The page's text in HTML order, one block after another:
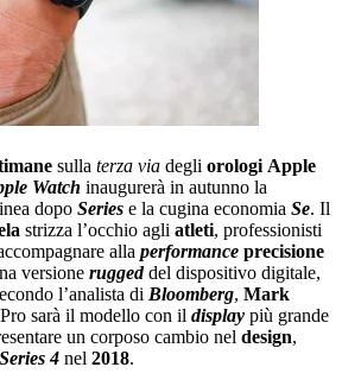
sulla terza via degli orologi Apple
Watch inaugurerà in autunno la
dopo Series e la cugina economia Se. Il
strizza l’occhio agli atleti, professionisti
alla performance precisione
versione ruggeddel dispositivo digitale,
l’analista di Bloomberg, Mark
sarà il modello con il display più grande
un corposo cambio nel design,
Series 4 nel 2018.